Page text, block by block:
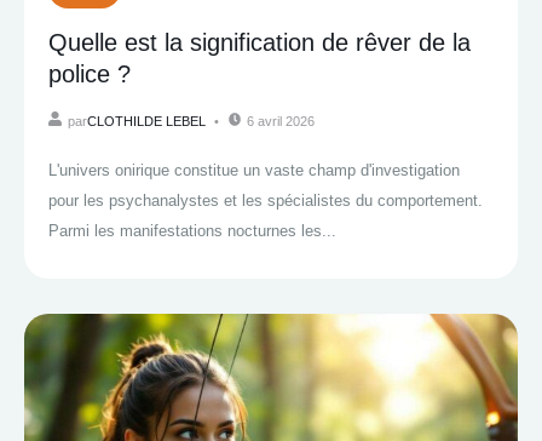
Quelle est la signification de rêver de la
police ?
parCLOTHILDE LEBEL 6 avril 2026
L'univers onirique constitue un vaste champ d'investigation
pour les psychanalystes et les spécialistes du comportement.
Parmi les manifestations nocturnes les...